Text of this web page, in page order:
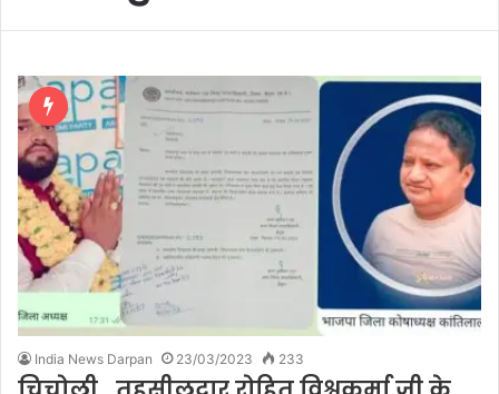
India News Darpan 23/03/2023 233